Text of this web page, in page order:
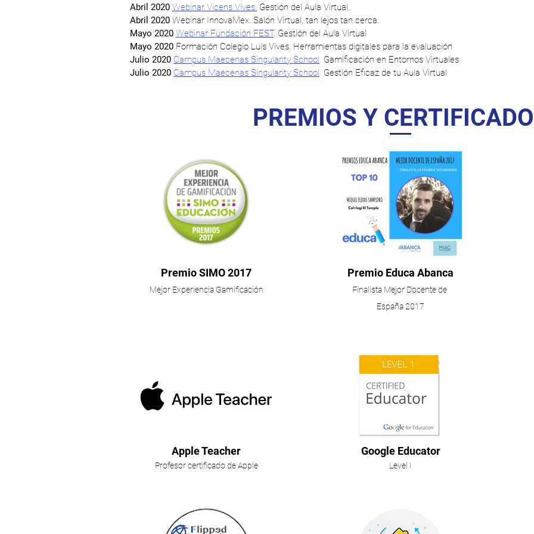
Abril 2020 Webinar Vicens Vives. Gestión del Aula Virtual.
Abril 2020 Webinar InnovaMex. Salón Virtual, tan lejos tan cerca.
Mayo 2020 Webinar Fundación FEST. Gestión del Aula Virtual
Mayo 2020 Formación Colegio Luis Vives. Herramientas digitales para la evaluación
Julio 2020 Campus Maecenas Singularity School. Gamificación en Entornos Virtuales
Julio 2020 Campus Maecenas Singularity School. Gestión Eficaz de tu Aula Virtual
PREMIOS Y
Premio SIMO 2017
Mejor Experiencia Gamificación
Premio Educa Abanca
Finalista Mejor Docente de
España 2017
Apple Teacher
Profesor certificado de Apple
Google Educator
Level I